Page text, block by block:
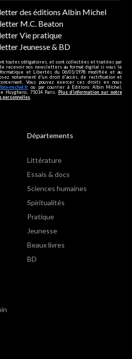
des éditions Albin Michel
M.C. Beaton
Vie pratique
Jeunesse & BD
toutes obligatoires, et sont collectées et traitées par
recevoir nos newsletters au format digital si vous le
et Libertés du 06/01/1978 modifiée et au
notamment d'un droit d'accès, de rectification et
Vous pouvez exercer ces droits en nous
michel.fr ou par courrier à Editions Albin Michel,
Huyghens, 75014 Paris. Plus d’information sur notre
personnelles
Départements
Littérature
Essais & docs
Sciences humaines
Spiritualités
Pratique
Jeunesse
Beaux livres
BD